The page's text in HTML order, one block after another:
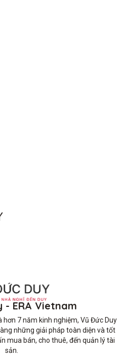
- ERA Vietnam
hơn 7 năm kinh nghiệm, Vũ Đức Duy
những giải pháp toàn diện và tốt
mua bán, cho thuê, đến quản lý tài
sản.